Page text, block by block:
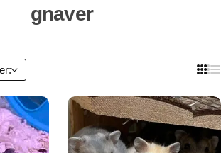
gnaver